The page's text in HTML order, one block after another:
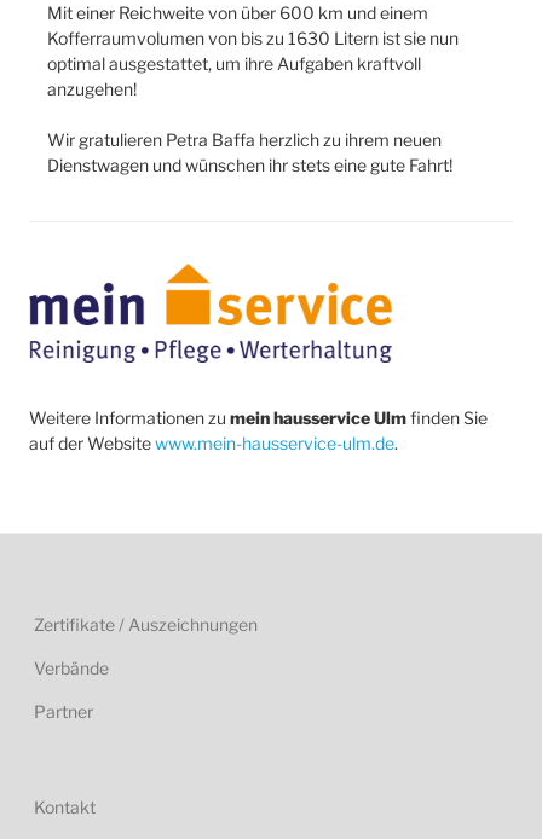
Mit einer Reichweite von über 600 km und einem
Kofferraumvolumen von bis zu 1630 Litern ist sie nun
optimal ausgestattet, um ihre Aufgaben kraftvoll
anzugehen!
Wir gratulieren Petra Baffa herzlich zu ihrem neuen
Dienstwagen und wünschen ihr stets eine gute Fahrt!
Weitere Informationen zu mein hausservice Ulmfinden Sie
auf der Websitewww.mein-hausservice-ulm.de.
Zertifikate / Auszeichnungen
Verbände
Partner
Kontakt